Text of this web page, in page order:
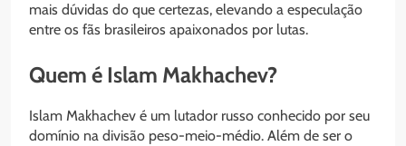
mais dúvidas do que certezas, elevando a especulação
entre os fãs brasileiros apaixonados por lutas.
Quem é Islam Makhachev?
Islam Makhachev é um lutador russo conhecido por seu
domínio na divisão peso-meio-médio. Além de ser o